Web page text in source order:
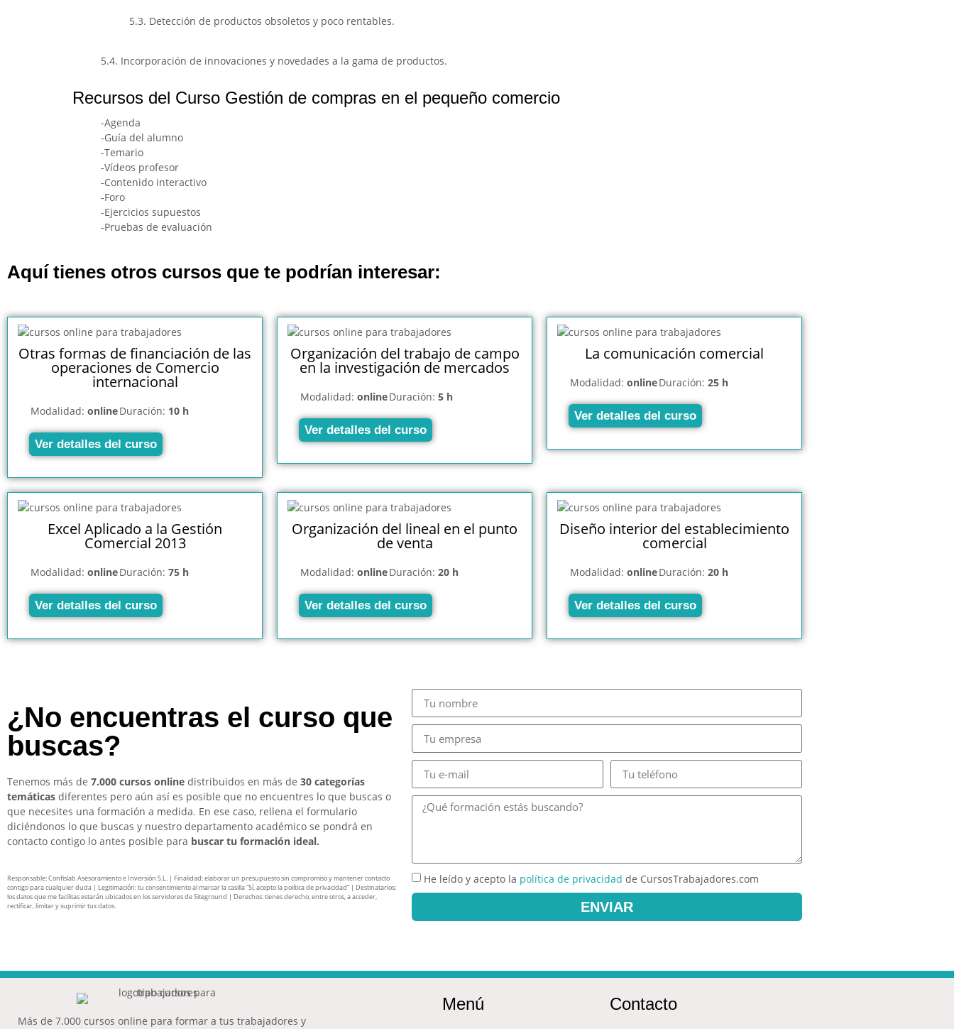
5.3. Detección de productos obsoletos y poco rentables.
5.4. Incorporación de innovaciones y novedades a la gama de productos.
Recursos del Curso Gestión de compras en el pequeño comercio
-Agenda
-Guía del alumno
-Temario
-Vídeos profesor
-Contenido interactivo
-Foro
-Ejercicios supuestos
-Pruebas de evaluación
Aquí tienes otros cursos que te podrían interesar:
Otras formas de financiación de las
operaciones de Comercio
internacional
Modalidad: onlineDuración: 10 h
Ver detalles del curso
Organización del trabajo de campo
en la investigación de mercados
Modalidad: onlineDuración: 5 h
Ver detalles del curso
La comunicación comercial
Modalidad: onlineDuración: 25 h
Ver detalles del curso
Excel Aplicado a la Gestión
Comercial 2013
Modalidad: onlineDuración: 75 h
Ver detalles del curso
Organización del lineal en el punto
de venta
Modalidad: onlineDuración: 20 h
Ver detalles del curso
Diseño interior del establecimiento
comercial
Modalidad: onlineDuración: 20 h
Ver detalles del curso
¿No encuentras el curso que
buscas?
Tenemos más de 7.000 cursos online distribuidos en más de 30 categorías
temáticas diferentes pero aún así es posible que no encuentres lo que buscas o
que necesites una formación a medida. En ese caso, rellena el formulario
diciéndonos lo que buscas y nuestro departamento académico se pondrá en
contacto contigo lo antes posible para buscar tu formación ideal.
Responsable: Confislab Asesoramiento e Inversión S.L. | Finalidad: elaborar un presupuesto sin compromiso y mantener contacto
contigo para cualquier duda | Legitimación: tu consentimiento al marcar la casilla “Sí, acepto la política de privacidad” | Destinatarios:
los datos que me facilitas estarán ubicados en los servidores de Siteground | Derechos: tienes derecho, entre otros, a acceder,
rectificar, limitar y suprimir tus datos.
He leído y acepto la política de privacidad de CursosTrabajadores.com
ENVIAR
Más de 7.000 cursos online para formar a tus trabajadores y
Menú Contacto